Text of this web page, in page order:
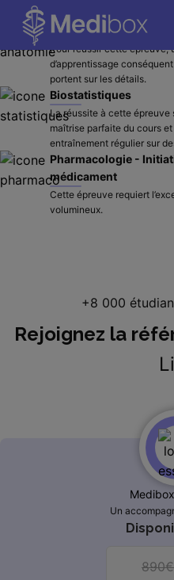
questions.
Anatomie
Pour réussir cette épreuve,
d’apprentissage
portent sur les détails.
Biostatistiques
La réussite à cette
maîtrise parfaite du cours
entraînement régulier sur
Pharmacologie -
médicament
Cette épreuve requiert
volumineux.
+8 000
Rejoignez la
Medibox
Un
890€